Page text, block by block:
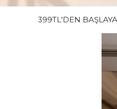
399TL'DEN